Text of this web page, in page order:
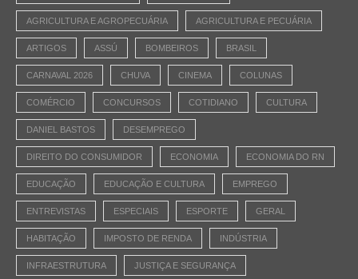
AGRICULTURA E AGROPECUÁRIA AGRICULTURA E PECUÁRIA
ARTIGOS ASSÚ BOMBEIROS BRASIL
CARNAVAL 2026 CHUVA CINEMA COLUNAS
COMÉRCIO CONCURSOS COTIDIANO CULTURA
DANIEL BASTOS DESEMPREGO
DIREITO DO CONSUMIDOR ECONOMIA ECONOMIA DO RN
EDUCAÇÃO EDUCAÇÃO E CULTURA EMPREGO
ENTREVISTAS ESPECIAIS ESPORTE GERAL
HABITAÇÃO IMPOSTO DE RENDA INDÚSTRIA
INFRAESTRUTURA JUSTIÇA E SEGURANÇA